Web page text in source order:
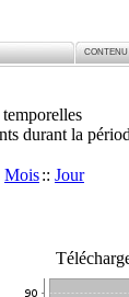
CONTENU